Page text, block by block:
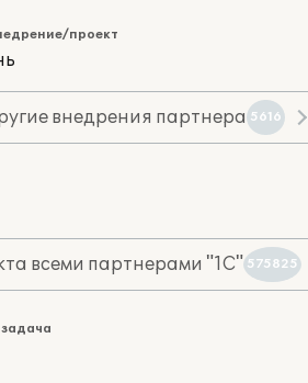
проект
внедрения партнера 5616
всеми партнерами "1С" 575825